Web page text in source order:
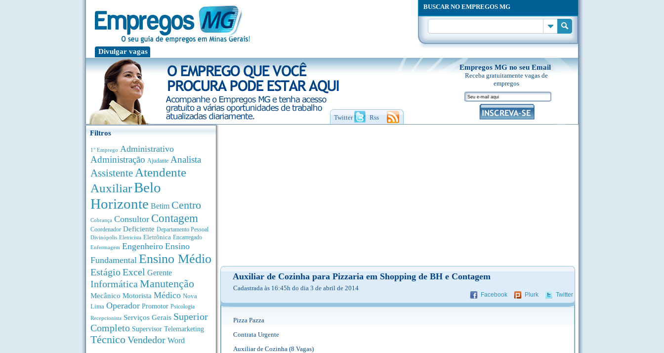
Divulgar vagas
BUSCAR NO EMPREGOS MG
Twitter Rss
Empregos MG no seu Email
Receba gratuitamente vagas de
empregos
Filtros
1° Emprego Administrativo
Administração Ajudante Analista
Assistente Atendente
AuxiliarBelo
Horizonte Betim Centro
Cobrança Consultor Contagem
Coordenador Deficiente Departamento Pessoal
Divinópolis Eletricista Eletrônica Encarregado
Enfermagem Engenheiro Ensino
Fundamental Ensino Médio
EstágioExcel Gerente
Informática Manutenção
Mecânico Motorista Médico Nova
Lima Operador Promotor Psicologia
Recepcionista Serviços Gerais Superior
Completo Supervisor Telemarketing
TécnicoVendedor Word
Auxiliar de Cozinha para Pizzaria em Shopping de BH e Contagem
Cadastrada às 16:45h do dia 3 de abril de 2014
Facebook Plurk Twitter
Pizza Pazza
Contrata Urgente
Auxiliar de Cozinha (8 Vagas)